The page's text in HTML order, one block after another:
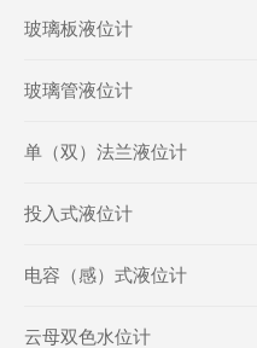
玻璃板液位计
玻璃管液位计
单（双）法兰液位计
投入式液位计
电容（感）式液位计
云母双色水位计